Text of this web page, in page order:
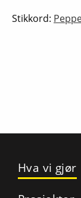
Stikkord:
Hva vi gjør